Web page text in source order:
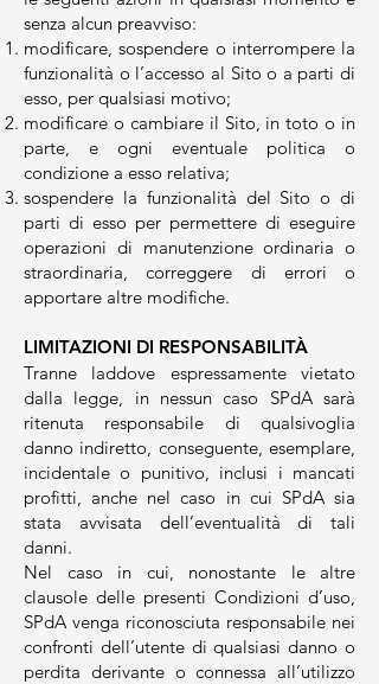
senza alcun preavviso:
modificare, sospendere o interrompere la
funzionalità o l’accesso al Sito o a parti di
esso, per qualsiasi motivo;
modificare o cambiare il Sito, in toto o in
parte, e ogni eventuale politica o
condizione a esso relativa;
sospendere la funzionalità del Sito o di
parti di esso per permettere di eseguire
operazioni di manutenzione ordinaria o
straordinaria, correggere di errori o
apportare altre modifiche.
LIMITAZIONI DI RESPONSABILITÀ
Tranne laddove espressamente vietato
dalla legge, in nessun caso SPdA sarà
ritenuta responsabile di qualsivoglia
danno indiretto, conseguente, esemplare,
incidentale o punitivo, inclusi i mancati
profitti, anche nel caso in cui SPdA sia
stata avvisata dell’eventualità di tali
danni.
Nel caso in cui, nonostante le altre
clausole delle presenti Condizioni d’uso,
SPdA venga riconosciuta responsabile nei
confronti dell’utente di qualsiasi danno o
perdita derivante o connessa all’utilizzo